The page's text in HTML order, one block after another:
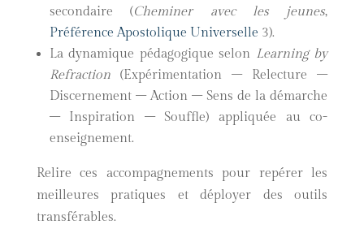
secondaire (Cheminer avec les jeunes,
Préférence Apostolique Universelle 3).
La dynamique pédagogique selon Learning by
Refraction(Expérimentation – Relecture –
Discernement – Action – Sens de la démarche
– Inspiration – Souffle) appliquée au co-
enseignement.
Relire ces accompagnements pour repérer les
meilleures pratiques et déployer des outils
transférables.